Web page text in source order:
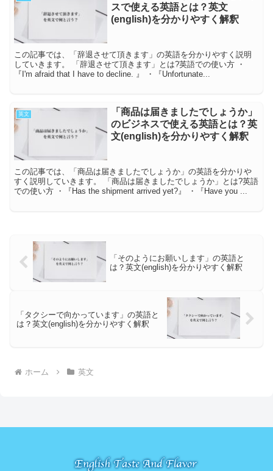
スで使える英語とは？英文
(english)を分かりやすく解釈
この記事では、「辞退させて頂きます」の英語を分かりやすく説明
していきます。 「辞退させて頂きます」とは?英語での使い方 ・
『I'm afraid that I have to decline. 』 ・『Unfortunate...
英文
「商品は届きましたでしょうか」
のビジネスで使える英語とは？英
文(english)を分かりやすく解釈
この記事では、「商品は届きましたでしょうか」の英語を分かりや
すく説明していきます。 「商品は届きましたでしょうか」とは?英語
での使い方 ・『Has the shipment arrived yet?』 ・『Have you ...
「そのようにお願いします」の英語と
は？英文(english)を分かりやすく解釈
「タクシーで向かっています」の英語と
は？英文(english)を分かりやすく解釈
ホーム 英文